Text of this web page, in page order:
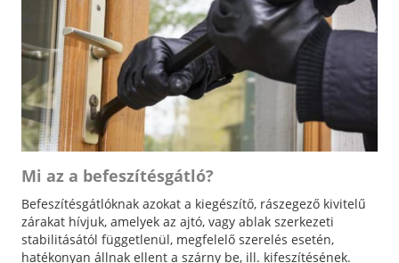
Mi az a befeszítésgátló?
Befeszítésgátlóknak azokat a kiegészítő, rászegező kivitelű
zárakat hívjuk, amelyek az ajtó, vagy ablak szerkezeti
stabilitásától függetlenül, megfelelő szerelés esetén,
hatékonyan állnak ellent a szárny be, ill. kifeszítésének.